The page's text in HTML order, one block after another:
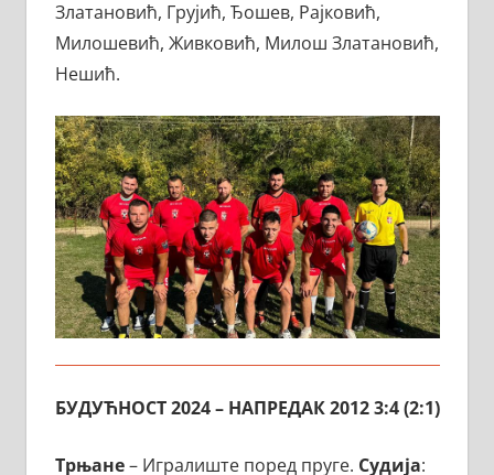
Златановић, Грујић, Ђошев, Рајковић,
Милошевић, Живковић, Милош Златановић,
Нешић.
БУДУЋНОСТ 2024 – НАПРЕДАК 2012 3:4 (2:1)
Трњане– Игралиште поред пруге. Судија: